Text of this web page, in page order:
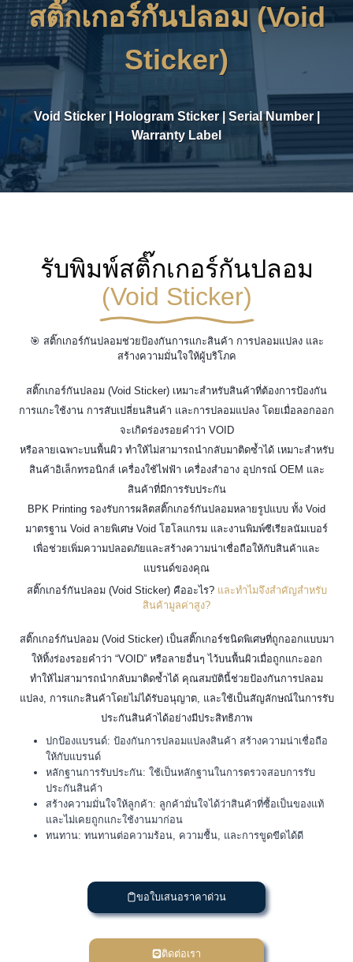
สติ๊กเกอร์กันปลอม (Void
Sticker)
Void Sticker | Hologram Sticker | Serial Number |
Warranty Label
รับพิมพ์สติ๊กเกอร์กันปลอม
(Void Sticker)
🎯 สติ๊กเกอร์กันปลอมช่วยป้องกันการแกะสินค้า การปลอมแปลง และ
สร้างความมั่นใจให้ผู้บริโภค
สติ๊กเกอร์กันปลอม (Void Sticker) เหมาะสำหรับสินค้าที่ต้องการป้องกัน
การแกะใช้งาน การสับเปลี่ยนสินค้า และการปลอมแปลง โดยเมื่อลอกออก
จะเกิดร่องรอยคำว่า VOID
หรือลายเฉพาะบนพื้นผิว ทำให้ไม่สามารถนำกลับมาติดซ้ำได้ เหมาะสำหรับ
สินค้าอิเล็กทรอนิกส์ เครื่องใช้ไฟฟ้า เครื่องสำอาง อุปกรณ์ OEM และ
สินค้าที่มีการรับประกัน
BPK Printing รองรับการผลิตสติ๊กเกอร์กันปลอมหลายรูปแบบ ทั้ง Void
มาตรฐาน Void ลายพิเศษ Void โฮโลแกรม และงานพิมพ์ซีเรียลนัมเบอร์
เพื่อช่วยเพิ่มความปลอดภัยและสร้างความน่าเชื่อถือให้กับสินค้าและ
แบรนด์ของคุณ
สติ๊กเกอร์กันปลอม (Void Sticker) คืออะไร? และทำไมจึงสำคัญสำหรับ
สินค้ามูลค่าสูง?
สติ๊กเกอร์กันปลอม (Void Sticker) เป็นสติ๊กเกอร์ชนิดพิเศษที่ถูกออกแบบมา
ให้ทิ้งร่องรอยคำว่า “VOID” หรือลายอื่นๆ ไว้บนพื้นผิวเมื่อถูกแกะออก
ทำให้ไม่สามารถนำกลับมาติดซ้ำได้ คุณสมบัตินี้ช่วยป้องกันการปลอม
แปลง, การแกะสินค้าโดยไม่ได้รับอนุญาต, และใช้เป็นสัญลักษณ์ในการรับ
ประกันสินค้าได้อย่างมีประสิทธิภาพ
ปกป้องแบรนด์: ป้องกันการปลอมแปลงสินค้า สร้างความน่าเชื่อถือ
ให้กับแบรนด์
หลักฐานการรับประกัน: ใช้เป็นหลักฐานในการตรวจสอบการรับ
ประกันสินค้า
สร้างความมั่นใจให้ลูกค้า: ลูกค้ามั่นใจได้ว่าสินค้าที่ซื้อเป็นของแท้
และไม่เคยถูกแกะใช้งานมาก่อน
ทนทาน: ทนทานต่อความร้อน, ความชื้น, และการขูดขีดได้ดี
ขอใบเสนอราคาด่วน
ติดต่อเรา